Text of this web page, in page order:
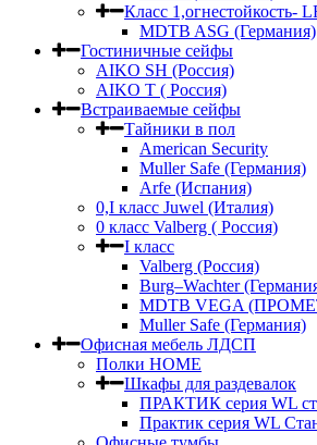
Класс 1,огнестойкость-
MDTB ASG (Германия)
Гостиничные сейфы
AIKO SH (Россия)
AIKO Т ( Россия)
Встраиваемые сейфы
Тайники в пол
American Security
Muller Safe (Германия)
Arfe (Испания)
0,I класс Juwel (Италия)
0 класс Valberg ( Россия)
I класс
Valberg (Россия)
Burg–Wachter
MDTB VEGA
Muller Safe (Германия)
Офисная мебель ЛДСП
Полки HOME
Шкафы для раздевалок
ПРАКТИК серия WL
Практик серия WL